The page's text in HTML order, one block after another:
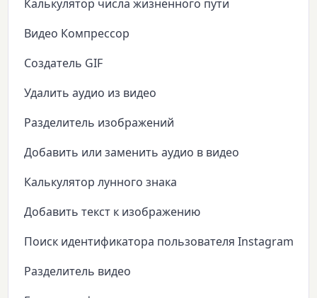
Калькулятор числа жизненного пути
Видео Компрессор
Создатель GIF
Удалить аудио из видео
Разделитель изображений
Добавить или заменить аудио в видео
Калькулятор лунного знака
Добавить текст к изображению
Поиск идентификатора пользователя Instagram
Разделитель видео